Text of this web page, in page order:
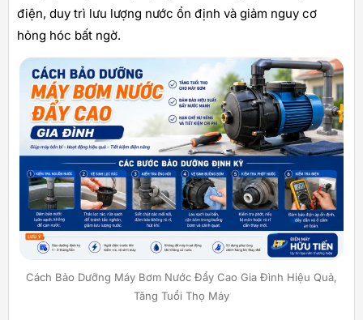
điện, duy trì lưu lượng nước ổn định và giảm nguy cơ
hỏng hóc bất ngờ.
Cách Bảo Dưỡng Máy Bơm Nước Đẩy Cao Gia Đình Hiệu Quả,
Tăng Tuổi Thọ Máy